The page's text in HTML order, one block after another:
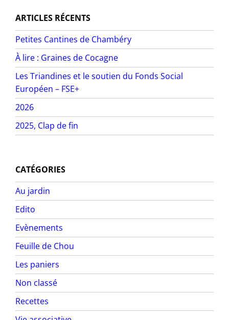
ARTICLES RÉCENTS
Petites Cantines de Chambéry
À lire : Graines de Cocagne
Les Triandines et le soutien du Fonds Social
Européen – FSE+
2026
2025, Clap de fin
CATÉGORIES
Au jardin
Edito
Evènements
Feuille de Chou
Les paniers
Non classé
Recettes